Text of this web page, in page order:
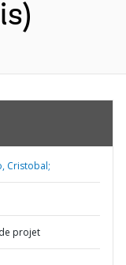
Cristobal;
projet